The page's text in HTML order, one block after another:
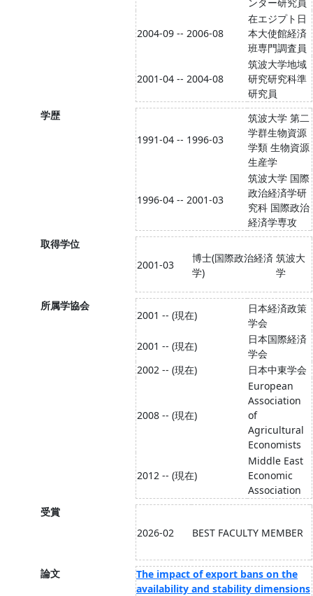
2004-09 -- 2006-08
在エジプト日
本大使館経済
班専門調査員
2001-04 -- 2004-08
筑波大学地域
研究研究科準
研究員
学歴
1991-04 -- 1996-03
筑波大学 第二
学群生物資源
学類 生物資源
生産学
1996-04 -- 2001-03
筑波大学 国際
政治経済学研
究科 国際政治
経済学専攻
取得学位
2001-03
博士(国際政治経済
学)
筑波大
学
所属学協会
2001 -- (現在)
日本経済政策
学会
2001 -- (現在)
日本国際経済
学会
2002 -- (現在)
日本中東学会
2008 -- (現在)
European
Association
of
Agricultural
Economists
2012 -- (現在)
Middle East
Economic
Association
受賞
2026-02
BEST FACULTY MEMBER
論文
The impact of export bans on the
availability and stability dimensions